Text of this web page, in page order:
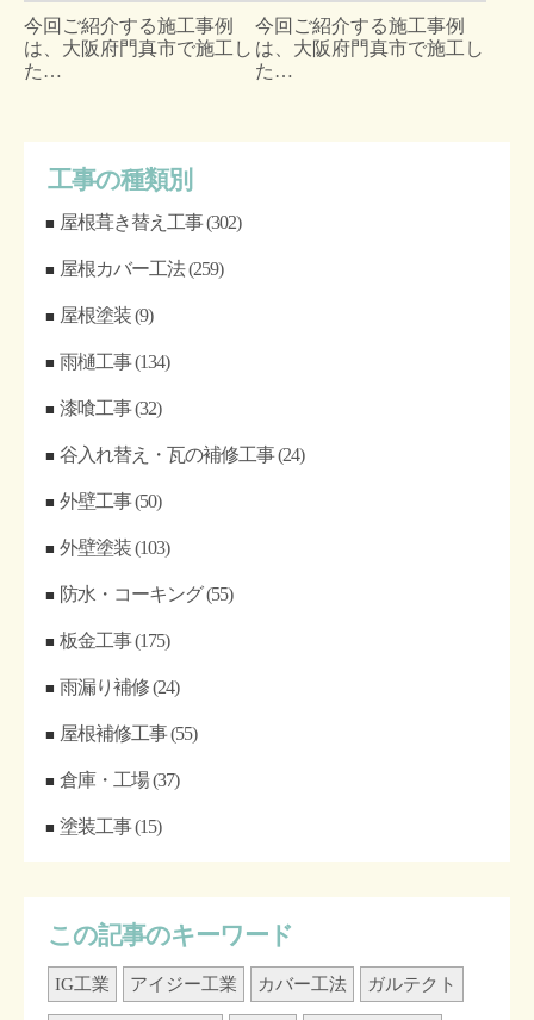
今回ご紹介する施工事例
は、大阪府門真市で施工し
た…
今回ご紹介する施工事例
は、大阪府門真市で施工し
た…
工事の種類別
屋根葺き替え工事(302)
屋根カバー工法(259)
屋根塗装(9)
雨樋工事(134)
漆喰工事(32)
谷入れ替え・瓦の補修工事(24)
外壁工事(50)
外壁塗装(103)
防水・コーキング(55)
板金工事(175)
雨漏り補修(24)
屋根補修工事(55)
倉庫・工場(37)
塗装工事(15)
この記事のキーワード
IG工業 アイジー工業 カバー工法 ガルテクト